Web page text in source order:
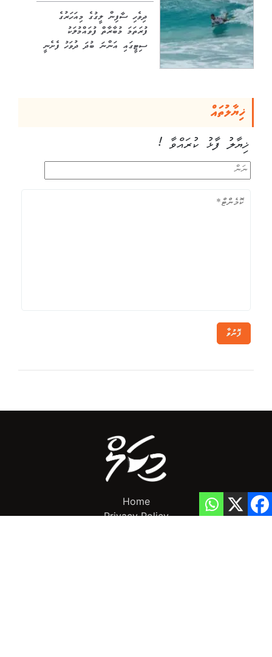
ދިވެހި ސާފިން ލީގުގެ މިއަހަރުގެ
ފުރަތަމަ މުބާރާތް ފުވައްމުލަކު
ސިޓީގައި އަންނަ ބުދަ ދުވަހު ފެށެނީ
ޚިޔާލުތައް
ޚިޔާލު ފާޅު ކުރައްވާ !
ފޮނުވާ
Home
Privacy Policy